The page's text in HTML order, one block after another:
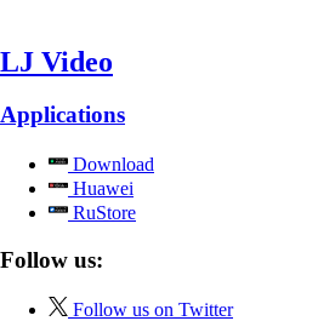
LJ Video
Applications
Download
Huawei
RuStore
Follow us:
Follow us on Twitter